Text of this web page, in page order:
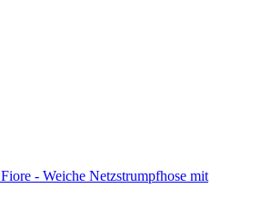
Fiore - Weiche Netzstrumpfhose mit